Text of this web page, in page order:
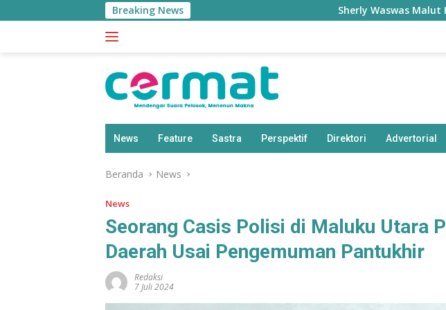
ke
Breaking News Sherly Waswas Malut Kehilangan
News Feature Sastra Perspektif Direktori Advertorial
Beranda News
News
Seorang Casis Polisi di Maluku Utara
Daerah Usai Pengemuman Pantukhir
Redaksi
7 Juli 2024